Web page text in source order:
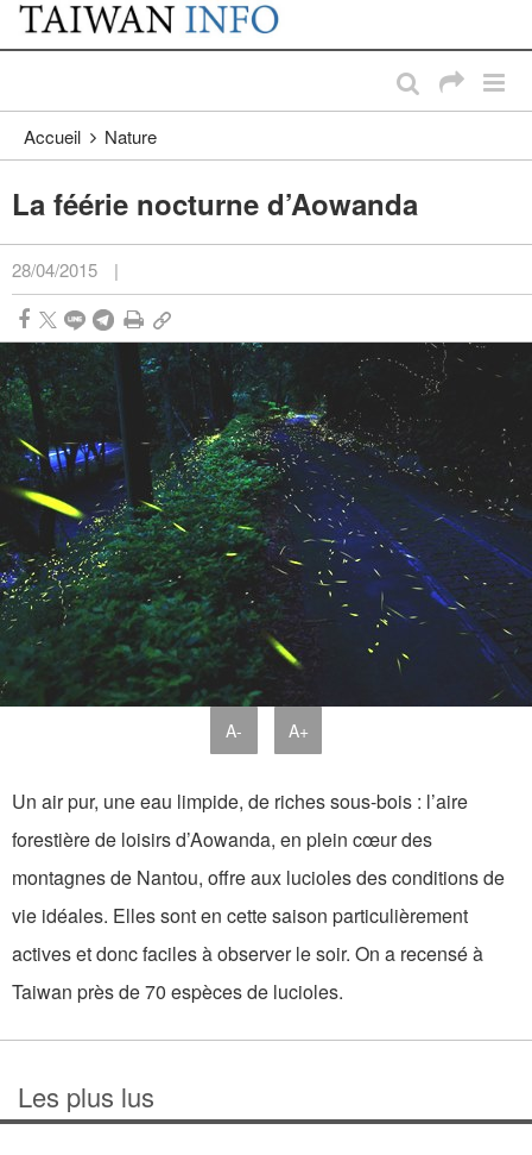
Passer au contenu principal
:::
Accueil Nature
La féérie nocturne d’Aowanda
28/04/2015 |
A- A+
Un air pur, une eau limpide, de riches sous-bois : l’aire
forestière de loisirs d’Aowanda, en plein cœur des
montagnes de Nantou, offre aux lucioles des conditions de
vie idéales. Elles sont en cette saison particulièrement
actives et donc faciles à observer le soir. On a recensé à
Taiwan près de 70 espèces de lucioles.
Les plus lus